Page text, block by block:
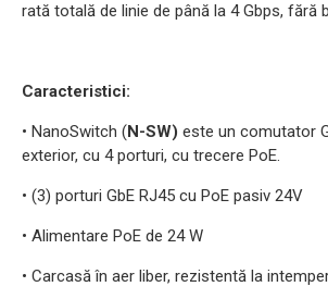
rată totală de linie de până la 4 Gbps, fără
Caracteristici:
• NanoSwitch (N-SW) este un comutator
exterior, cu 4 porturi, cu trecere PoE.
• (3) porturi GbE RJ45 cu PoE pasiv 24V
• Alimentare PoE de 24 W
• Carcasă în aer liber, rezistentă la